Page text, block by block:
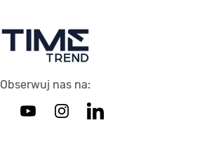
Obserwuj nas na: